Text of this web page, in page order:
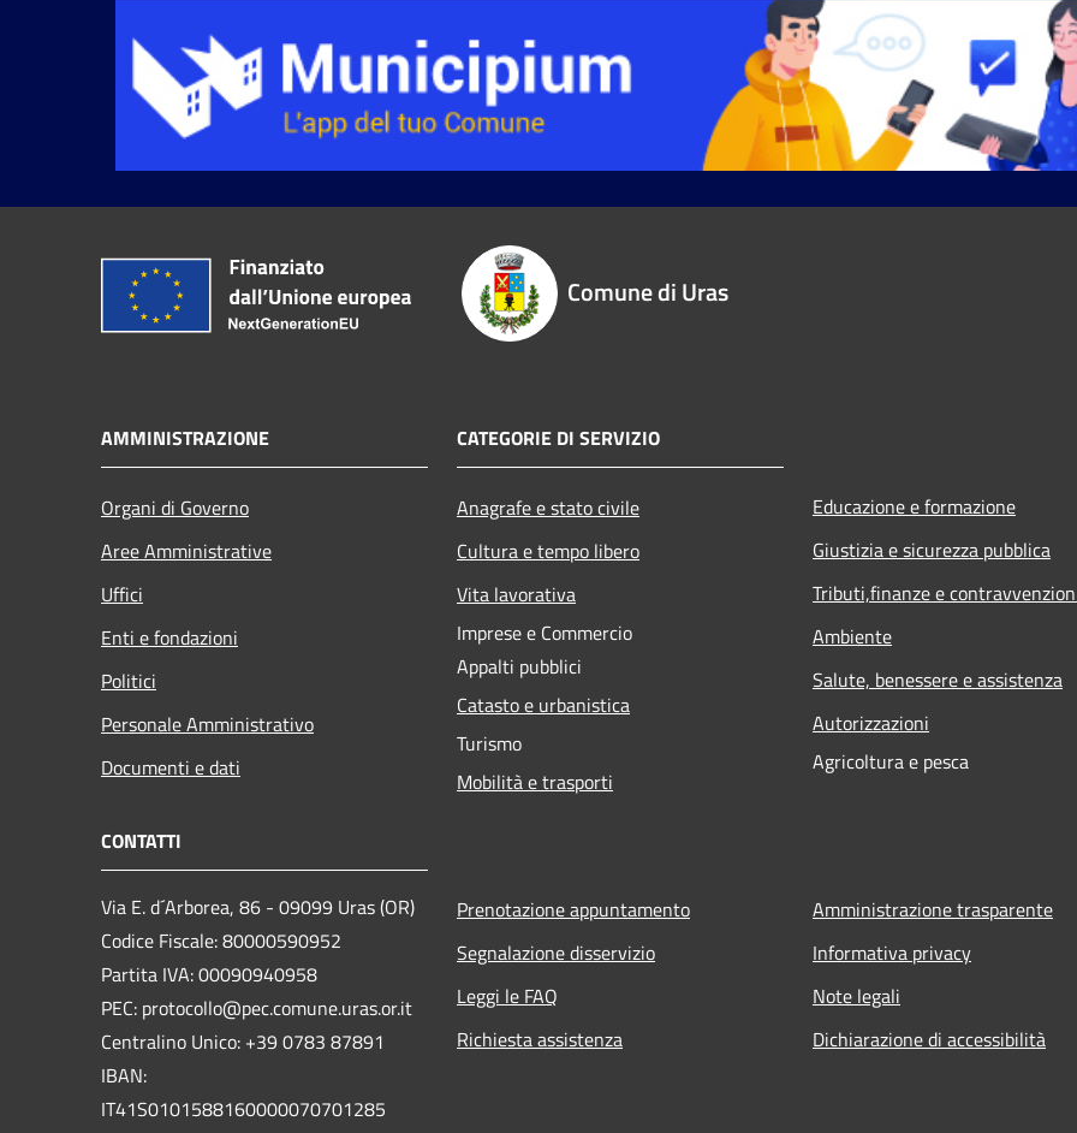
Comune di Uras
AMMINISTRAZIONE
Organi di Governo
Aree Amministrative
Uffici
Enti e fondazioni
Politici
Personale Amministrativo
Documenti e dati
CATEGORIE DI SERVIZIO
Anagrafe e stato civile
Cultura e tempo libero
Vita lavorativa
Imprese e Commercio
Appalti pubblici
Catasto e urbanistica
Turismo
Mobilità e trasporti
Educazione e formazione
Giustizia e sicurezza pubblica
Tributi,finanze e
Ambiente
Salute, benessere e assistenza
Autorizzazioni
Agricoltura e pesca
CONTATTI
Via E. d´Arborea, 86 - 09099 Uras (OR)
Codice Fiscale: 80000590952
Partita IVA: 00090940958
PEC: protocollo@pec.comune.uras.or.it
Centralino Unico: +39 0783 87891
IBAN:
IT41S0101588160000070701285
Prenotazione appuntamento
Segnalazione disservizio
Leggi le FAQ
Richiesta assistenza
Amministrazione trasparente
Informativa privacy
Note legali
Dichiarazione di accessibilità